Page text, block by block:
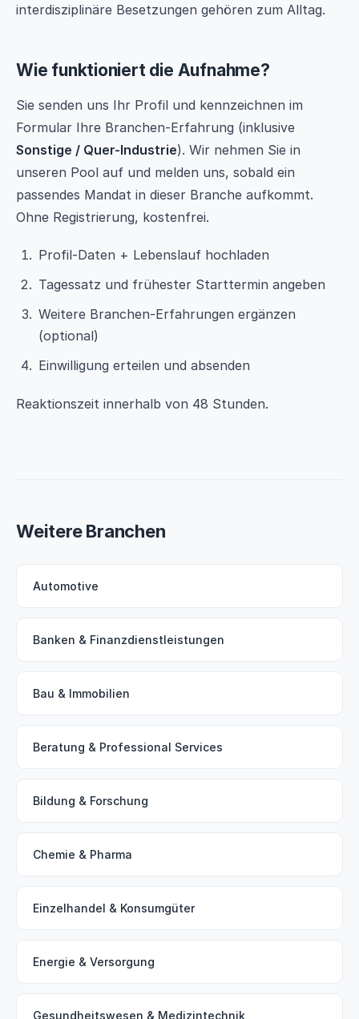
interdisziplinäre Besetzungen gehören zum Alltag.
Wie funktioniert die Aufnahme?
Sie senden uns Ihr Profil und kennzeichnen im
Formular Ihre Branchen-Erfahrung (inklusive
Sonstige / Quer-Industrie). Wir nehmen Sie in
unseren Pool auf und melden uns, sobald ein
passendes Mandat in dieser Branche aufkommt.
Ohne Registrierung, kostenfrei.
Profil-Daten + Lebenslauf hochladen
Tagessatz und frühester Starttermin angeben
Weitere Branchen-Erfahrungen ergänzen
(optional)
Einwilligung erteilen und absenden
Reaktionszeit innerhalb von 48 Stunden.
Weitere Branchen
Automotive
Banken & Finanzdienstleistungen
Bau & Immobilien
Beratung & Professional Services
Bildung & Forschung
Chemie & Pharma
Einzelhandel & Konsumgüter
Energie & Versorgung
Gesundheitswesen & Medizintechnik